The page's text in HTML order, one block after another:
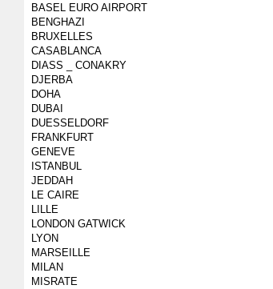
BASEL EURO AIRPORT
BENGHAZI
BRUXELLES
CASABLANCA
DIASS _ CONAKRY
DJERBA
DOHA
DUBAI
DUESSELDORF
FRANKFURT
GENEVE
ISTANBUL
JEDDAH
LE CAIRE
LILLE
LONDON GATWICK
LYON
MARSEILLE
MILAN
MISRATE